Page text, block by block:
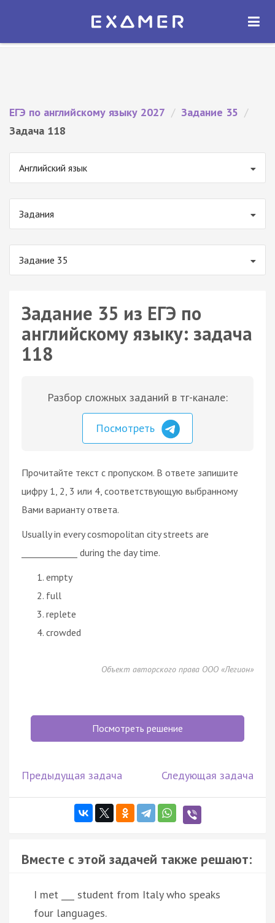
Экзамер — ЕГЭ 2027
ОТКРЫТЬ
ЕГЭ по английскому языку 2027 / Задание 35 /
Задача 118
Английский язык
Задания
Задание 35
Задание 35 из ЕГЭ по
английскому языку: задача
118
Разбор сложных заданий в тг-канале:
Посмотреть
Прочитайте текст с пропуском. В ответе запишите
цифру 1, 2, 3 или 4, соответствующую выбранному
Вами варианту ответа.
Usually in every cosmopolitan city streets are
_____________ during the day time.
empty
full
replete
crowded
Объект авторского права ООО «Легион»
Посмотреть решение
Предыдущая задача Следующая задача
Вместе с этой задачей также решают:
I met ___ student from Italy who speaks
four languages.